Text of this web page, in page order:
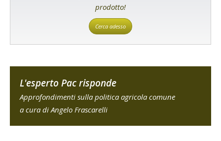
prodotto!
Cerca adesso
L'esperto Pac risponde
Approfondimenti sulla politica agricola comune
a cura di Angelo Frascarelli